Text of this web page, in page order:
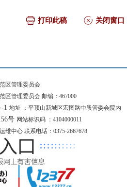
打印此稿 关闭窗口
区管理委员会
区管理委员会 邮编：467000
1 地址 ：平顶山新城区宏图路中段管委会院内
号 网站标识码 ：4104000011
维中心 联系电话：0375-2667678